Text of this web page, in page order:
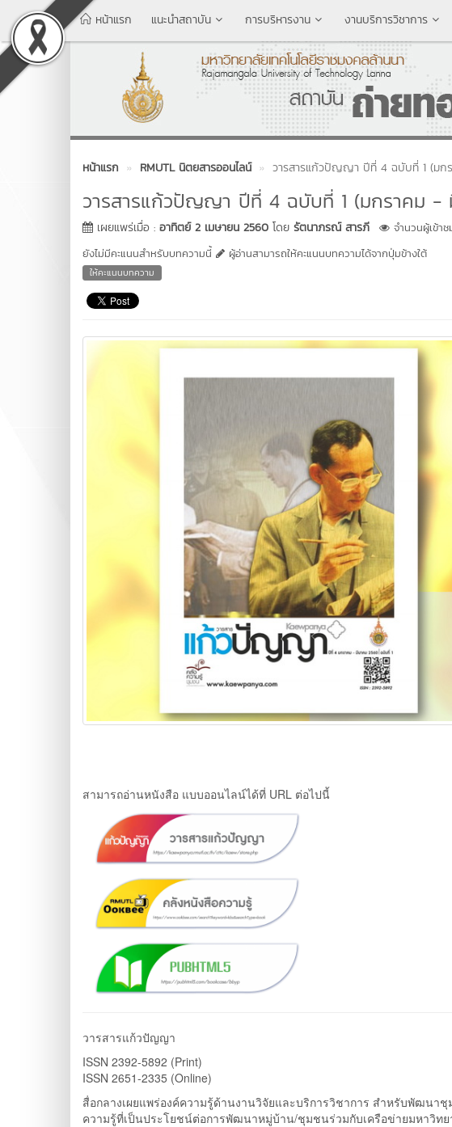
หน้าแรก แนะนำสถาบัน การบริหารงาน งานบริการวิชาการ
หน้าแรก RMUTL นิตยสารออนไลน์ วารสารแก้วปัญญา ปีที่ 4 ฉบับที่ 1 (มก
วารสารแก้วปัญญา ปีที่ 4 ฉบับที่ 1 (มกราคม -
เผยแพร่เมื่อ : อาทิตย์ 2 เมษายน 2560 โดย รัตนาภรณ์ สารภี
จำนวนผู้เข้า
ยังไม่มีคะแนนสำหรับบทความนี้
ผู้อ่านสามารถให้คะแนนบทความได้จากปุ่มข้างใต้
ให้คะแนนบทความ
สามารถอ่านหนังสือ แบบออนไลน์ได้ที่ URL ต่อไปนี้
วารสารแก้วปัญญา
ISSN 2392-5892 (Print)
ISSN 2651-2335 (Online)
สื่อกลางเผยแพร่องค์ความรู้ด้านงานวิจัยและบริการวิชาการ สำหรับพัฒน
ความรู้ที่เป็นประโยชน์ต่อการพัฒนาหมู่บ้าน/ชุมชนร่วมกับเครือข่ายมหาวิท